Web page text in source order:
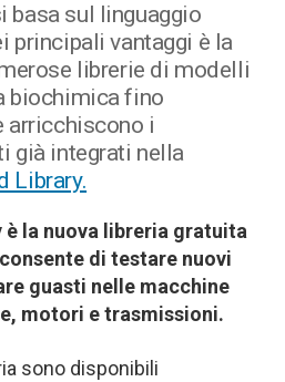
basa sul linguaggio
principali vantaggi è la
librerie di modelli
biochimica fino
arricchiscono i
già integrati nella
Library.
la nuova libreria gratuita
di testare nuovi
guasti nelle macchine
motori e trasmissioni.
sono disponibili